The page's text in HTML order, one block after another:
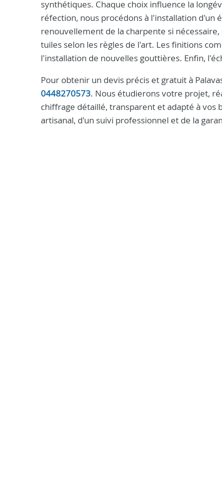
synthétiques. Chaque choix influence la
réfection, nous procédons à l'installation d'un
renouvellement de la charpente si
tuiles selon les règles de l'art. Les finitions
l'installation de nouvelles gouttières. Enfin,
Pour obtenir un devis précis et gratuit à
0448270573. Nous étudierons votre projet,
chiffrage détaillé, transparent et adapté à vos
artisanal, d'un suivi professionnel et de la